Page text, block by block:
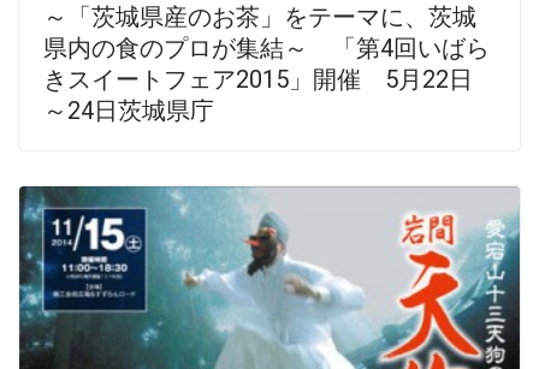
～「茨城県産のお茶」をテーマに、茨城
県内の食のプロが集結～ 「第4回いばら
きスイートフェア2015」開催 5月22日
～24日茨城県庁